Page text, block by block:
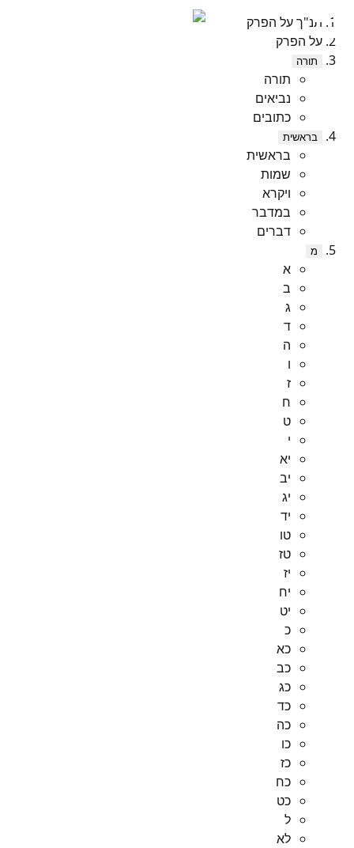
תנ"ך על הפרק
על הפרק
תורה
תורה
נביאים
כתובים
בראשית
בראשית
שמות
ויקרא
במדבר
דברים
מ
א
ב
ג
ד
ה
ו
ז
ח
ט
י
יא
יב
יג
יד
טו
טז
יז
יח
יט
כ
כא
כב
כג
כד
כה
כו
כז
כח
כט
ל
לא